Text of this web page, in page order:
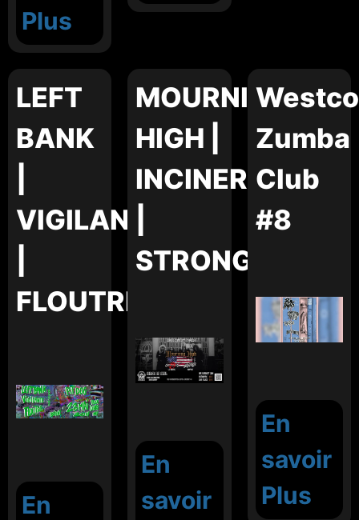
Plus
LEFT
BANK
VIGILANTE
FLOUTRE
En
MOURNING
HIGH |
INCINERATOR
STRONGHOLD
En
savoir
Zumba
Club
#8
En
savoir
Plus